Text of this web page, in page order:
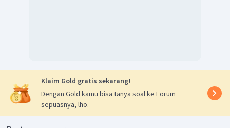
Klaim Gold gratis sekarang!
Dengan Gold kamu bisa tanya soal ke Forum
sepuasnya, lho.